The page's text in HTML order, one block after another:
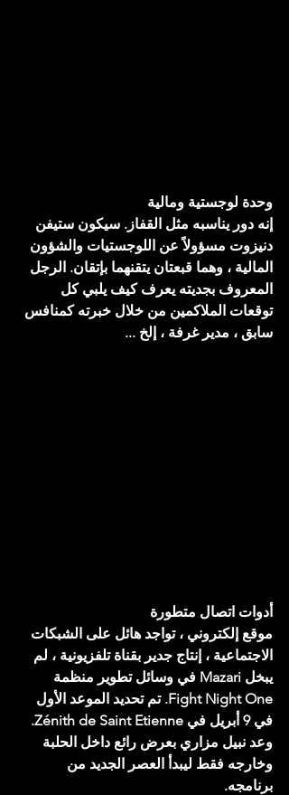
وحدة لوجستية ومالية
إنه دور يناسبه مثل القفاز. سيكون ستيفن
دنيزوت مسؤولاً عن اللوجستيات والشؤون
المالية ، وهما قبعتان يتقنهما بإتقان. الرجل
المعروف بجديته يعرف كيف يلبي كل
توقعات الملاكمين من خلال خبرته كمنافس
سابق ، مدير غرفة ، إلخ ...
أدوات اتصال متطورة
موقع إلكتروني ، تواجد هائل على الشبكات
الاجتماعية ، إنتاج جدير بقناة تلفزيونية ، لم
يبخل Mazari في وسائل تطوير منظمة
Fight Night One. تم تحديد الموعد الأول
في 9 أبريل في Zénith de Saint Etienne.
وعد نبيل مزاري بعرض رائع داخل الحلبة
وخارجه فقط ليبدأ العصر الجديد من
برنامجه.